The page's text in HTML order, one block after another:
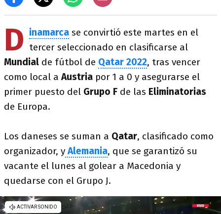
D inamarca se convirtió este martes en el
tercer seleccionado en clasificarse al
Mundial de fútbol de Qatar 2022, tras vencer
como local aAustria por 1 a 0 y asegurarse el
primer puesto del Grupo F de las Eliminatorias
de Europa.
Los daneses se suman a Qatar, clasificado como
organizador, y Alemania, que se garantizó su
vacante el lunes al golear a Macedonia y
quedarse con el Grupo J.